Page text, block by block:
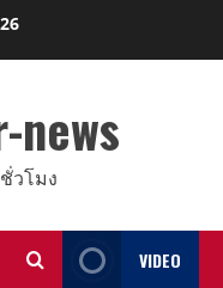
news
วโมง
VIDEO